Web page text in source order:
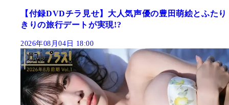
【付録DVDチラ見せ】大人気声優の豊田萌絵とふたり
きりの旅行デートが実現!?
2026年08月04日 18:00